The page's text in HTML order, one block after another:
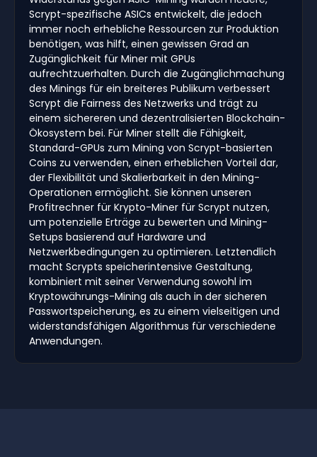
Scrypt-spezifische ASICs entwickelt, die jedoch
immer noch erhebliche Ressourcen zur Produktion
benötigen, was hilft, einen gewissen Grad an
Zugänglichkeit für Miner mit GPUs
aufrechtzuerhalten. Durch die Zugänglichmachung
des Minings für ein breiteres Publikum verbessert
Scrypt die Fairness des Netzwerks und trägt zu
einem sichereren und dezentralisierten Blockchain-
Ökosystem bei. Für Miner stellt die Fähigkeit,
Standard-GPUs zum Mining von Scrypt-basierten
Coins zu verwenden, einen erheblichen Vorteil dar,
der Flexibilität und Skalierbarkeit in den Mining-
Operationen ermöglicht. Sie können unseren
Profitrechner für Krypto-Miner für Scrypt nutzen,
um potenzielle Erträge zu bewerten und Mining-
Setups basierend auf Hardware und
Netzwerkbedingungen zu optimieren. Letztendlich
macht Scrypts speicherintensive Gestaltung,
kombiniert mit seiner Verwendung sowohl im
Kryptowährungs-Mining als auch in der sicheren
Passwortspeicherung, es zu einem vielseitigen und
widerstandsfähigen Algorithmus für verschiedene
Anwendungen.